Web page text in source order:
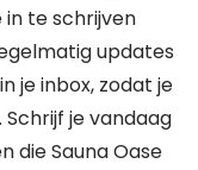
in te schrijven
updates
je inbox, zodat je
je vandaag
die Sauna Oase